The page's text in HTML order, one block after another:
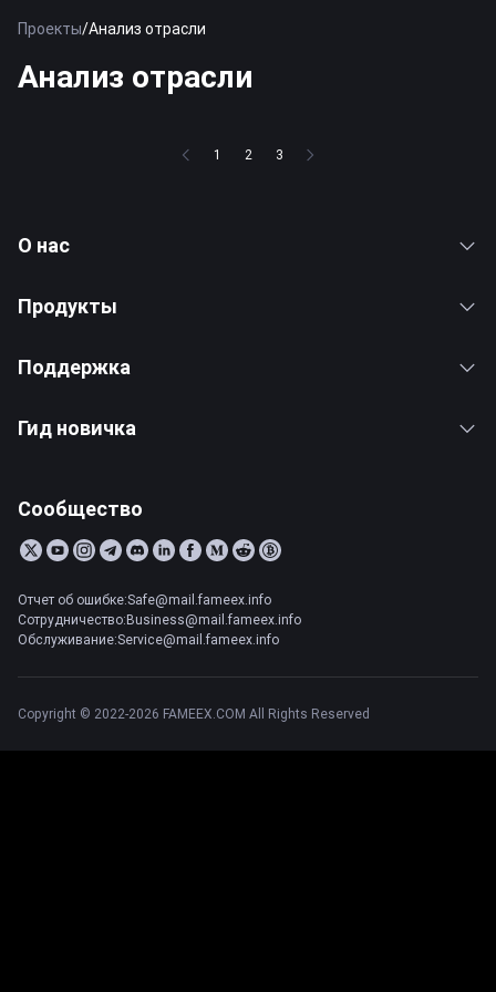
Проекты/Анализ отрасли
Анализ отрасли
1 2 3
О нас
Продукты
Поддержка
Гид новичка
Сообщество
Отчет об ошибке:Safe@mail.fameex.info
Сотрудничество:Business@mail.fameex.info
Обслуживание:Service@mail.fameex.info
Copyright © 2022-2026 FAMEEX.COM All Rights Reserved